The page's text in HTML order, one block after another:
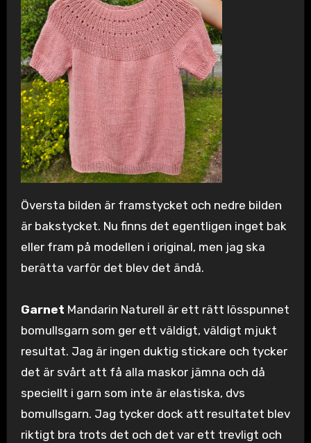
Översta bilden är framstycket och nedre bilden
är bakstycket. Nu finns det egentligen inget bak
eller fram på modellen i original, men jag ska
berätta varför det blev det ändå.
Garnet Mandarin Naturell är ett rätt lösspunnet
bomullsgarn som ger ett väldigt, väldigt mjukt
resultat. Jag är ingen duktig stickare och tycker
det är svårt att få alla maskor jämna och då
speciellt i garn som inte är elastiska, dvs
bomullsgarn. Jag tycker dock att resultatet blev
riktigt bra trots det och det var ett trevligt och